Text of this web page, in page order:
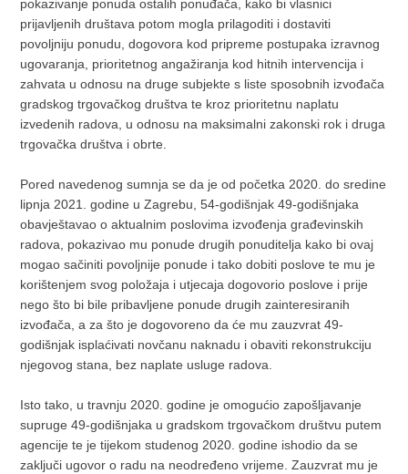
pokazivanje ponuda ostalih ponuđača, kako bi vlasnici
prijavljenih društava potom mogla prilagoditi i dostaviti
povoljniju ponudu, dogovora kod pripreme postupaka izravnog
ugovaranja, prioritetnog angažiranja kod hitnih intervencija i
zahvata u odnosu na druge subjekte s liste sposobnih izvođača
gradskog trgovačkog društva te kroz prioritetnu naplatu
izvedenih radova, u odnosu na maksimalni zakonski rok i druga
trgovačka društva i obrte.
Pored navedenog sumnja se da je od početka 2020. do sredine
lipnja 2021. godine u Zagrebu, 54-godišnjak 49-godišnjaka
obavještavao o aktualnim poslovima izvođenja građevinskih
radova, pokazivao mu ponude drugih ponuditelja kako bi ovaj
mogao sačiniti povoljnije ponude i tako dobiti poslove te mu je
korištenjem svog položaja i utjecaja dogovorio poslove i prije
nego što bi bile pribavljene ponude drugih zainteresiranih
izvođača, a za što je dogovoreno da će mu zauzvrat 49-
godišnjak isplaćivati novčanu naknadu i obaviti rekonstrukciju
njegovog stana, bez naplate usluge radova.
Isto tako, u travnju 2020. godine je omogućio zapošljavanje
supruge 49-godišnjaka u gradskom trgovačkom društvu putem
agencije te je tijekom studenog 2020. godine ishodio da se
zaključi ugovor o radu na neodređeno vrijeme. Zauzvrat mu je